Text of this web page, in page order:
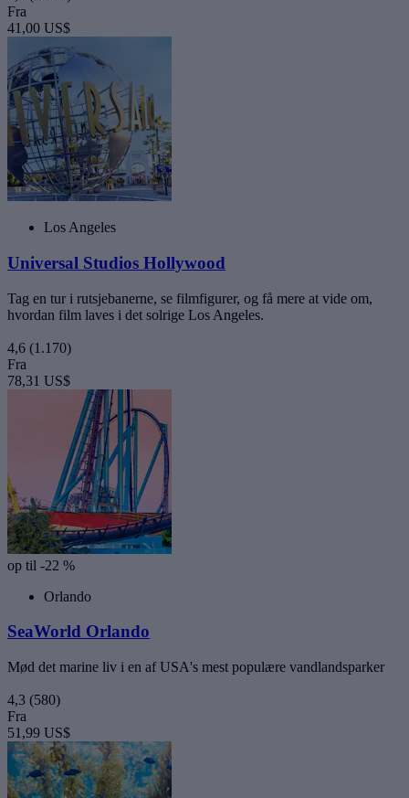
Fra
41,00 US$
Los Angeles
Universal Studios Hollywood
Tag en tur i rutsjebanerne, se filmfigurer, og få mere at vide om,
hvordan film laves i det solrige Los Angeles.
4,6 (1.170)
Fra
78,31 US$
op til -22 %
Orlando
SeaWorld Orlando
Mød det marine liv i en af USA's mest populære vandlandsparker
4,3 (580)
Fra
51,99 US$